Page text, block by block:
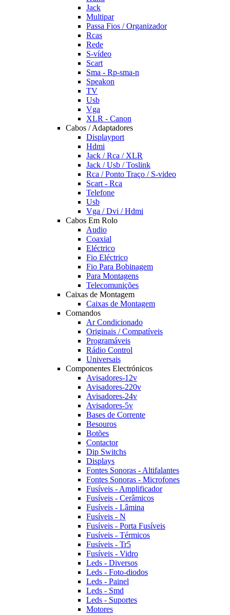
Jack
Multipar
Passa Fios / Organizador
Rcas
Rede
S-vídeo
Scart
Sma - Rp-sma-n
Speakon
TV
Usb
Vga
XLR - Canon
Cabos / Adaptadores
Displayport
Hdmi
Jack / Rca / XLR
Jack / Usb / Toslink
Rca / Ponto Traço / S-video
Scart - Rca
Telefone
Usb
Vga / Dvi / Hdmi
Cabos Em Rolo
Audio
Coaxial
Eléctrico
Fio Eléctrico
Fio Para Bobinagem
Para Montagens
Telecomunições
Caixas de Montagem
Caixas de Montagem
Comandos
Ar Condicionado
Originais / Compatíveis
Programáveis
Rádio Control
Universais
Componentes Electrónicos
Avisadores-12v
Avisadores-220v
Avisadores-24v
Avisadores-5v
Bases de Corrente
Besouros
Botões
Contactor
Dip Switchs
Displays
Fontes Sonoras - Altifalantes
Fontes Sonoras - Microfones
Fusíveis - Amplificador
Fusíveis - Cerâmicos
Fusíveis - Lâmina
Fusíveis - N
Fusíveis - Porta Fusíveis
Fusíveis - Térmicos
Fusíveis - Tr5
Fusíveis - Vidro
Leds - Diversos
Leds - Foto-diodos
Leds - Painel
Leds - Smd
Leds - Suportes
Motores